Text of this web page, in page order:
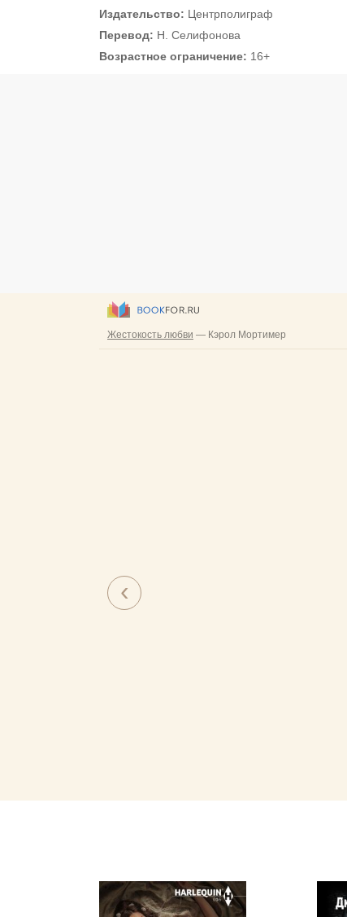
Издательство: Центрполиграф
Перевод: Н. Селифонова
Возрастное ограничение: 16+